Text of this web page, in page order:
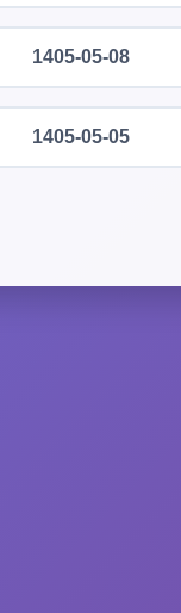
1405-05-08
1405-05-05